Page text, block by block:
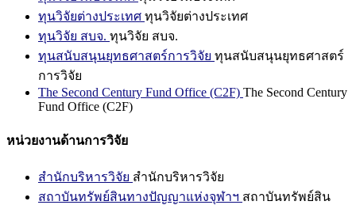
ทุนวิจัยต่างประเทศ ทุนวิจัยต่างประเทศ
ทุนวิจัย สบจ. ทุนวิจัย สบจ.
ทุนสนับสนุนยุทธศาสตร์การวิจัย ทุนสนับสนุนยุทธศาสตร์
การวิจัย
The Second Century Fund Office (C2F) The Second Century
Fund Office (C2F)
หน่วยงานด้านการวิจัย
สำนักบริหารวิจัย สำนักบริหารวิจัย
สถาบันทรัพย์สินทางปัญญาแห่งจุฬาฯ สถาบันทรัพย์สิน